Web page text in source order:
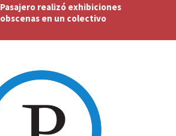
Pasajero realizó exhibiciones
obscenas en un colectivo